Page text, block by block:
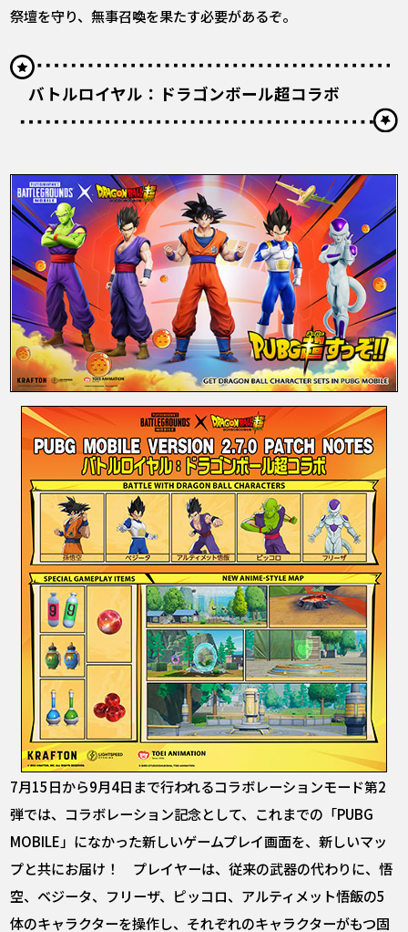
祭壇を守り、無事召喚を果たす必要があるぞ。
バトルロイヤル：ドラゴンボール超コラボ
7月15日から9月4日まで行われるコラボレーションモード第2
弾では、コラボレーション記念として、これまでの「PUBG
MOBILE」になかった新しいゲームプレイ画面を、新しいマッ
プと共にお届け！ プレイヤーは、従来の武器の代わりに、悟
空、ベジータ、フリーザ、ピッコロ、アルティメット悟飯の5
体のキャラクターを操作し、それぞれのキャラクターがもつ固